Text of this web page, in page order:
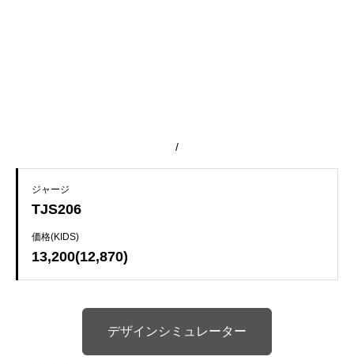
/
ジャージ
TJS206
価格(KIDS)
13,200(12,870)
デザインシミュレーター